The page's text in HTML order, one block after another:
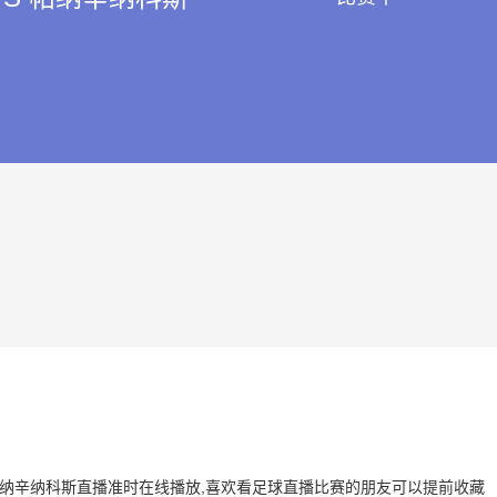
辛纳科斯直播准时在线播放,喜欢看足球直播比赛的朋友可以提前收藏